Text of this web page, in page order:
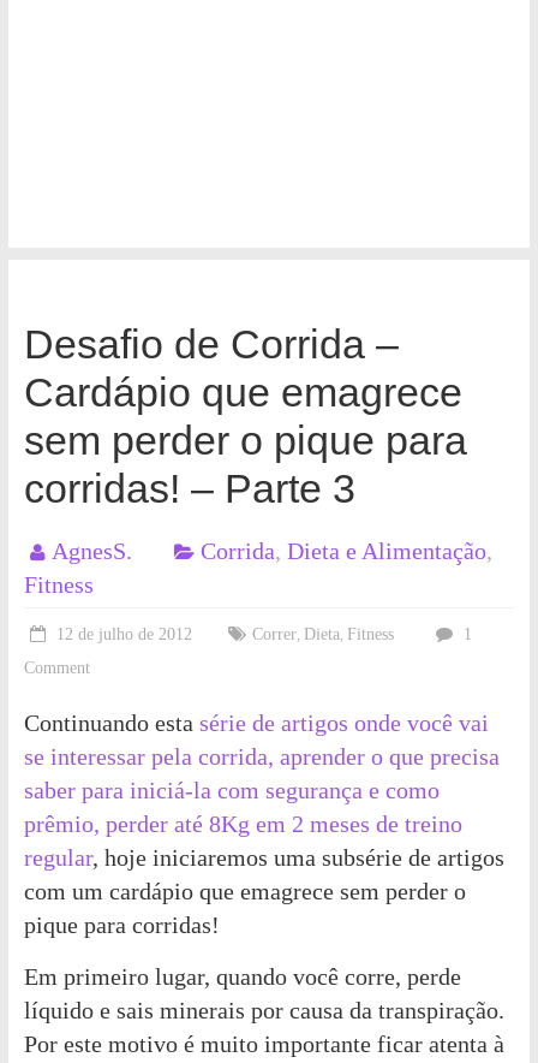
Desafio de Corrida –
Cardápio que emagrece
sem perder o pique para
corridas! – Parte 3
AgnesS. Corrida, Dieta e Alimentação,
Fitness
12 de julho de 2012 Correr, Dieta, Fitness
1
Comment
Continuando esta série de artigos onde você vai
se interessar pela corrida, aprender o que precisa
saber para iniciá-la com segurança e como
prêmio, perder até 8Kg em 2 meses de treino
regular, hoje iniciaremos uma subsérie de artigos
com um cardápio que emagrece sem perder o
pique para corridas!
Em primeiro lugar, quando você corre, perde
líquido e sais minerais por causa da transpiração.
Por este motivo é muito importante ficar atenta à